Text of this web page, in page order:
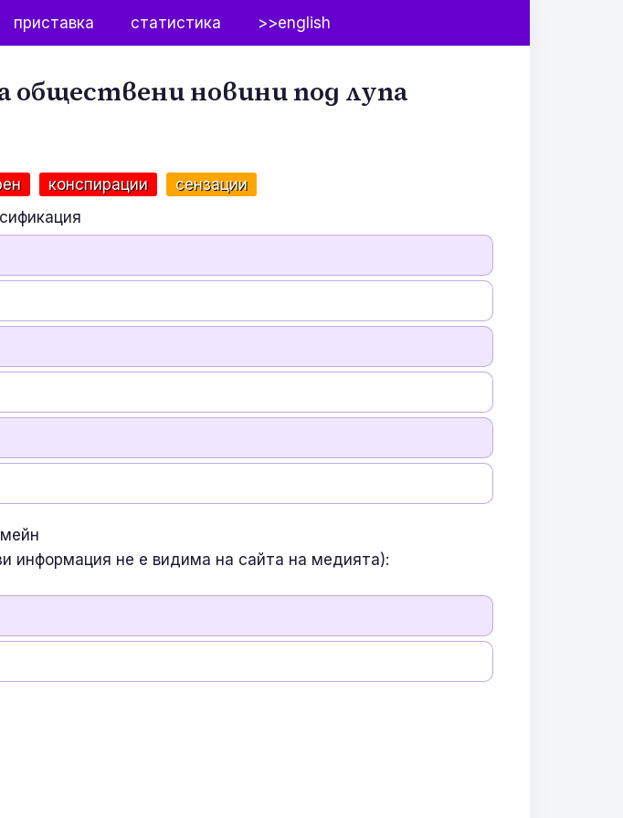
приставка статистика >>english
обществени новини под лупа
конспирации
сензации
информация не е видима на сайта на медията):